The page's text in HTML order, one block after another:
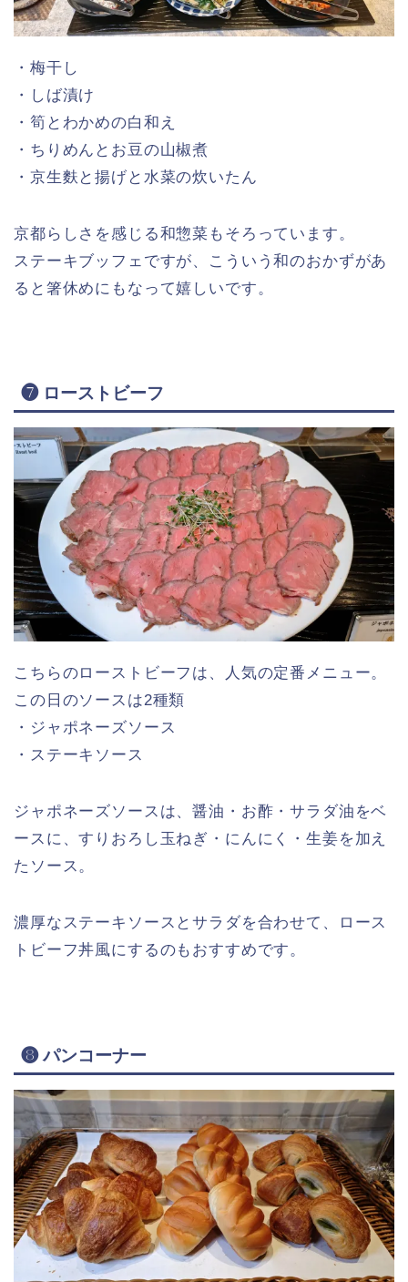
・梅干し
・しば漬け
・筍とわかめの白和え
・ちりめんとお豆の山椒煮
・京生麩と揚げと水菜の炊いたん
京都らしさを感じる和惣菜もそろっています。
ステーキブッフェですが、こういう和のおかずがあ
ると箸休めにもなって嬉しいです。
❼ ローストビーフ
こちらのローストビーフは、人気の定番メニュー。
この日のソースは2種類
・ジャポネーズソース
・ステーキソース
ジャポネーズソースは、醤油・お酢・サラダ油をベ
ースに、すりおろし玉ねぎ・にんにく・生姜を加え
たソース。
濃厚なステーキソースとサラダを合わせて、ロース
トビーフ丼風にするのもおすすめです。
❽ パンコーナー